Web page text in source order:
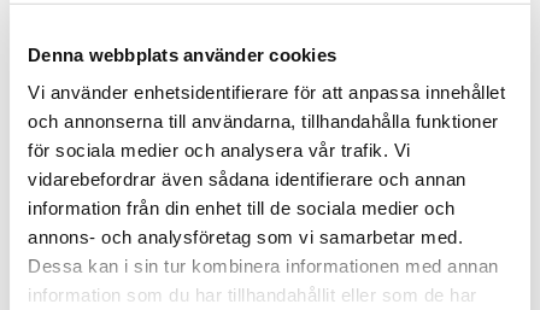
Denna webbplats använder cookies
Vi använder enhetsidentifierare för att anpassa innehållet
och annonserna till användarna, tillhandahålla funktioner
för sociala medier och analysera vår trafik. Vi
vidarebefordrar även sådana identifierare och annan
information från din enhet till de sociala medier och
annons- och analysföretag som vi samarbetar med.
Dessa kan i sin tur kombinera informationen med annan
information som du har tillhandahållit eller som de har
Den tydliga slutsatsen från LinkedIn och Edelman är att B2B-
beslutsfattare.
De dolda köparna finns där – ofta i bakgrunden – men de kan
avgöra hela affären.
Och det mest kraftfulla sättet att nå dem?
Thought leadership.
Inte som fluff, utan som strategiskt innehåll som bygger tillit
och förändrar perspektiv.
Enligt LinkedIn är det dessutom upp till 1,7 gånger viktigare att
bygga varumärke bland de dolda beslutsfattarna än bland de